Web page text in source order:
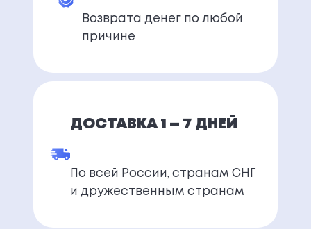
Возврата денег по любой
причине
ДОСТАВКА 1 — 7 ДНЕЙ
По всей России, странам СНГ
и дружественным странам